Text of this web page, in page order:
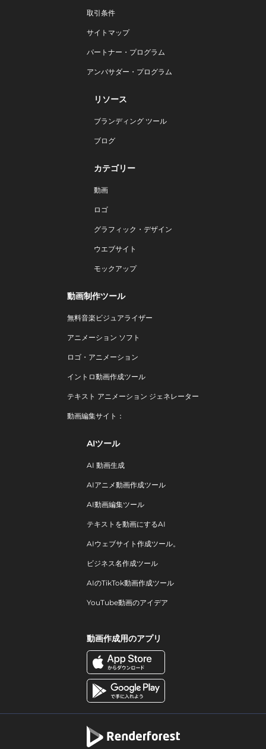
取引条件
サイトマップ
パートナー・プログラム
アンバサダー・プログラム
リソース
ブランディング ツール
ブログ
カテゴリー
動画
ロゴ
グラフィック・デザイン
ウエブサイト
モックアップ
動画制作ツール
無料音楽ビジュアライザー
アニメーション ソフト
ロゴ・アニメーション
イントロ動画作成ツール
テキスト アニメーション ジェネレーター
動画編集サイト：
AIツール
AI 動画生成
AIアニメ動画作成ツール
AI動画編集ツール
テキストを動画にするAI
AIウェブサイト作成ツール。
ビジネス名作成ツール
AIのTikTok動画作成ツール
YouTube動画のアイデア
動画作成用のアプリ